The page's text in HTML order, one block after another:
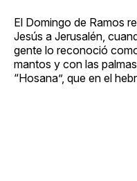
El Domingo de Ramos
Jesús a Jerusalén,
gente lo reconoció
mantos y con las
“Hosana”, que en el